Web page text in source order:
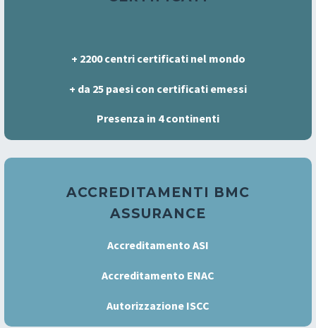
+ 2200 centri certificati nel mondo
+ da 25 paesi con certificati emessi
Presenza in 4 continenti
ACCREDITAMENTI BMC
ASSURANCE
Accreditamento ASI
Accreditamento ENAC
Autorizzazione ISCC